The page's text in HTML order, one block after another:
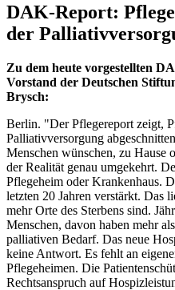
DAK-Report:
der
Zu dem heute vorgestellten
Vorstand der Deutschen
Brysch:
Berlin. "Der Pflegereport zeigt,
Palliativversorgung
Menschen wünschen, zu Hause
der Realität genau umgekehrt.
Pflegeheim oder Krankenhaus.
letzten 20 Jahren verstärkt. Das
mehr Orte des Sterbens sind.
Menschen, davon haben mehr
palliativen Bedarf. Das neue
keine Antwort. Es fehlt an
Pflegeheimen. Die
Rechtsanspruch auf